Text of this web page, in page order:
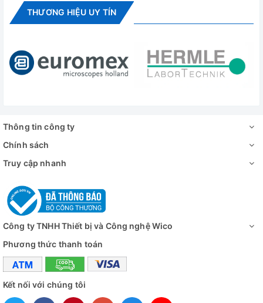
THƯƠNG HIỆU UY TÍN
Thông tin công ty
Chính sách
Truy cập nhanh
Công ty TNHH Thiết bị và Công nghệ Wico
Phương thức thanh toán
Kết nối với chúng tôi